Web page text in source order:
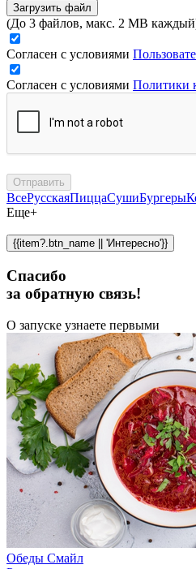
Загрузить файл
(До 3 файлов, макс. 2 MB
Согласен с условиями
Согласен с условиями Политики
Отправить
ВсеРусскаяПиццаСушиБургеры
Еще+
{{item?.btn_name || 'Интересно'}}
Спасибо
за обратную связь!
О запуске узнаете первыми
Обеды Смайл